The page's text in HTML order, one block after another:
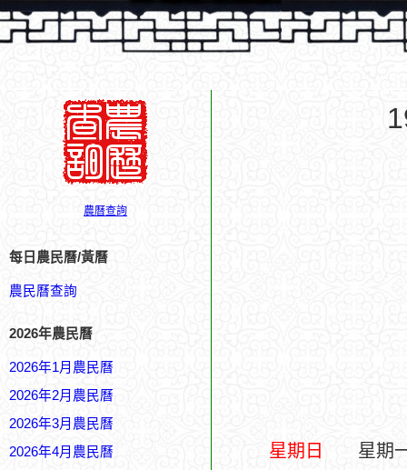
農曆查詢
每日農民曆/黃曆
農民曆查詢
2026年農民曆
2026年1月農民曆
2026年2月農民曆
2026年3月農民曆
2026年4月農民曆
星期日 星期